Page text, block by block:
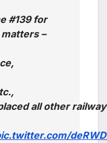
#139 for
–
all other railway